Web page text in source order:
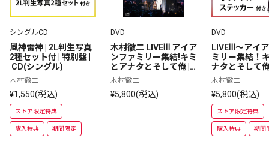
シングルCD
風神雷神 | 2L判生写真
2種セット付 | 特別盤 |
CD(シングル)
木村徹二
¥1,550(税込)
ストア限定特典
購入特典 期間限定
DVD
木村徹二 LIVEⅢ アイア
ンファミリー集結!キミ
とアナタとそして俺 | 1
40分 | DVD
木村徹二
¥5,800(税込)
DVD
LIVEⅢ～アイ
ミリー集結！
ナタとそして
ジナルステッ
DVD
木村徹二
¥5,800(税込)
ストア限定特典
購入特典 期間